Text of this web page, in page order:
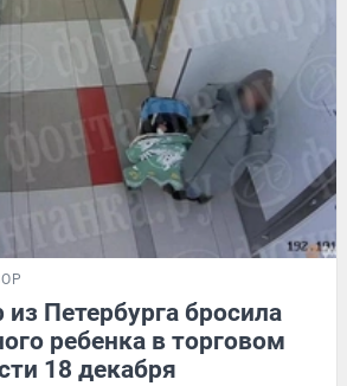
Петербурга бросила
ребенка в торговом
18 декабря